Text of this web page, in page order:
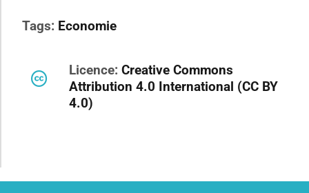
Tags: Economie
Licence: Creative Commons
Attribution 4.0 International (CC BY
4.0)